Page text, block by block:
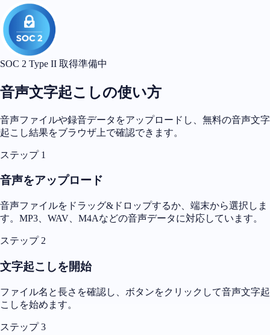
SOC 2 Type II 取得準備中
音声文字起こしの使い方
音声ファイルや録音データをアップロードし、無料の音声文字
起こし結果をブラウザ上で確認できます。
ステップ 1
音声をアップロード
音声ファイルをドラッグ&ドロップするか、端末から選択しま
す。MP3、WAV、M4Aなどの音声データに対応しています。
ステップ 2
文字起こしを開始
ファイル名と長さを確認し、ボタンをクリックして音声文字起
こしを始めます。
ステップ 3